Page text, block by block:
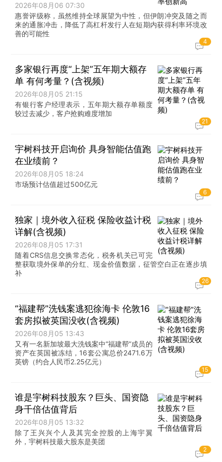
2026年08月06 07:30
惠誉评级称，虽然维持全球展望为中性，但伊朗冲突及随之而
来的通胀冲击，降低了高杠杆发行人在短期内获得利率环境改
善的可能性
4
多家银行再度“上架”五年期大额存
单 有何考量？(含视频)
2026年08月05 21:15
有银行客户经理表示，五年期大额存单额度
较过去减少，客户抢购难度增加
21
宇树科技开启询价 具身智能估值跑
在业绩前？
2026年08月05 18:24
市场预计估值超过500亿元
6
独家｜境外收入征税 保险收益计税
详解(含视频)
2026年08月05 17:31
随着CRS信息交换常态化，税务机关已可完
整获取境外保单的分红、现金价值数据，征管空白正在逐步填
补
26
“福建帮”洗钱案逃犯徐海卡 伦敦16
套房拟被英国没收(含视频)
2026年08月05 13:43
又有一名新加坡最大洗钱案中“福建帮”成员的
资产在英国被冻结，16套公寓总价2471.6万
英镑（约合人民币2.25亿元）
15
谁是宇树科技股东？巨头、国资隐
身千倍估值背后
2026年08月05 13:32
除了王兴兴个人及其完全控股的上海宇翼
外，宇树科技最大股东是美团
2